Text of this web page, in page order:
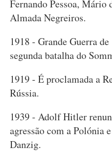
Fernando Pessoa, Mário
Almada Negreiros.
1918 - Grande Guerra
segunda batalha do
1919 - É proclamada a
Rússia.
1939 - Adolf Hitler
agressão com a Polónia
Danzig.